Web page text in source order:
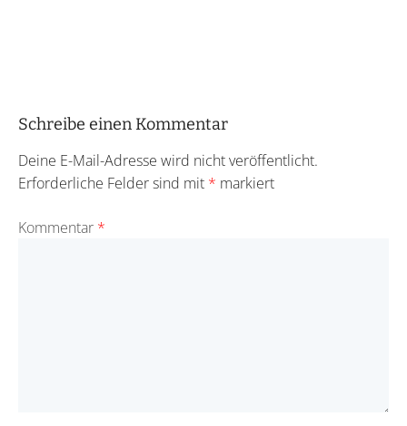
Schreibe einen Kommentar
Deine E-Mail-Adresse wird nicht veröffentlicht.
Erforderliche Felder sind mit * markiert
Kommentar *